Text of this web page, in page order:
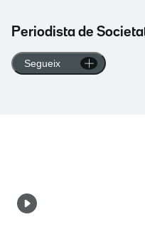
Periodista de
Segueix